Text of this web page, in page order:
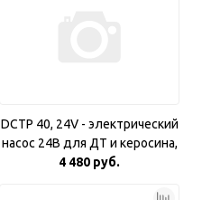
DCTP 40, 24V - электрический
насос 24В для ДТ и керосина,
40л/мин
4 480 руб.